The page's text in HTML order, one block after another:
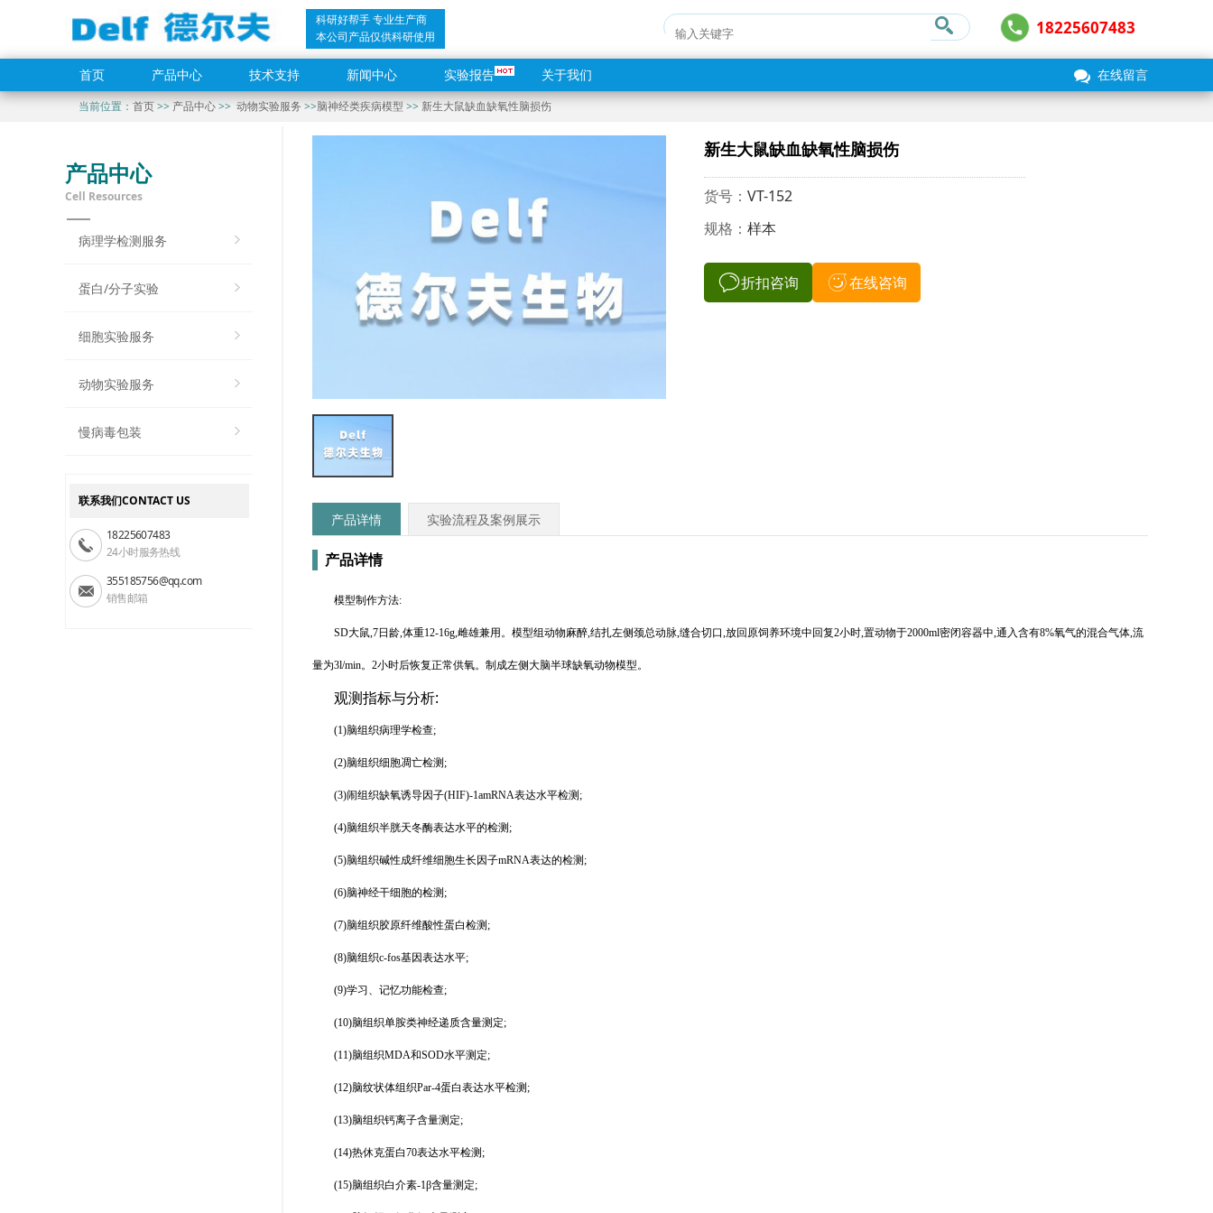
科研好帮手 专业生产商
本公司产品仅供科研使用
18225607483
首页 产品中心 技术支持 新闻中心 实验报告 关于我们 在线留言
当前位置： 首页>> 产品中心>> 动物实验服务 >>脑神经类疾病模型 >> 新生大鼠缺血缺氧性脑损伤
产品中心
Cell Resources
病理学检测服务
蛋白/分子实验
细胞实验服务
动物实验服务
慢病毒包装
联系我们CONTACT US
18225607483
24小时服务热线
355185756@qq.com
销售邮箱
新生大鼠缺血缺氧性脑损伤
货号： VT-152
规格： 样本
折扣咨询 在线咨询
产品详情 实验流程及案例展示
产品详情
模型制作方法:
SD大鼠,7日龄,体重12-16g,雌雄兼用。模型组动物麻醉,结扎左侧颈总动脉,缝合切口,放回原饲养环境中回复2小时,置动物于2000ml密闭容器中,通入含有8%氧气的混合气体,流
量为3l/min。2小时后恢复正常供氧。制成左侧大脑半球缺氧动物模型。
观测指标与分析:
(1)脑组织病理学检查;
(2)脑组织细胞凋亡检测;
(3)闹组织缺氧诱导因子(HIF)-1amRNA表达水平检测;
(4)脑组织半胱天冬酶表达水平的检测;
(5)脑组织碱性成纤维细胞生长因子mRNA表达的检测;
(6)脑神经干细胞的检测;
(7)脑组织胶原纤维酸性蛋白检测;
(8)脑组织c-fos基因表达水平;
(9)学习、记忆功能检查;
(10)脑组织单胺类神经递质含量测定;
(11)脑组织MDA和SOD水平测定;
(12)脑纹状体组织Par-4蛋白表达水平检测;
(13)脑组织钙离子含量测定;
(14)热休克蛋白70表达水平检测;
(15)脑组织白介素-1β含量测定;